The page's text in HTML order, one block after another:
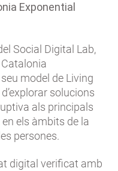
Exponential
Social Digital Lab,
model de Living
solucions
als principals
els àmbits de la
persones.
digital verificat amb